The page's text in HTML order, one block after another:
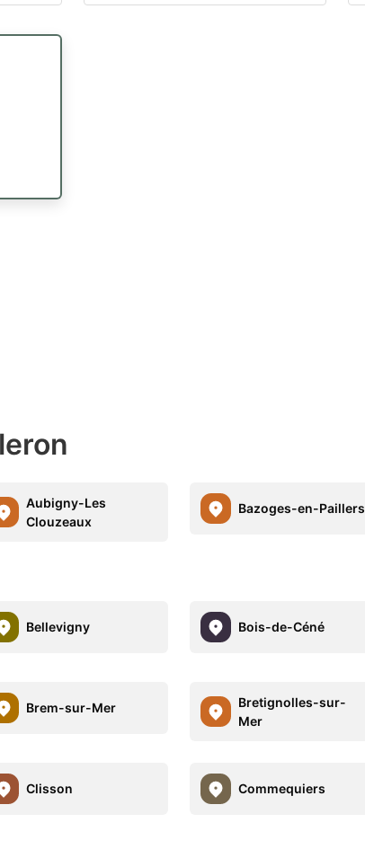
Aubigny-Les
Clouzeaux
Bazoges-en-Paillers
Bellevigny Bois-de-Céné
Brem-sur-Mer
Bretignolles-sur-
Mer
Clisson Commequiers